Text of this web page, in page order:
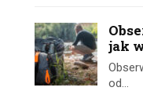
jak
od…